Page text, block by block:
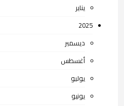
يناير
2025
ديسمبر
أغسطس
يوليو
يونيو